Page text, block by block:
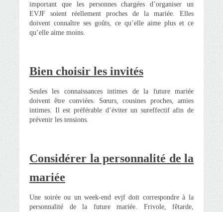
important que les personnes chargées d’organiser un
EVJF soient réellement proches de la mariée. Elles
doivent connaître ses goûts, ce qu’elle aime plus et ce
qu’elle aime moins.
Bien choisir les invités
Seules les connaissances intimes de la future mariée
doivent être conviées. Sœurs, cousines proches, amies
intimes. Il est préférable d’éviter un sureffectif afin de
prévenir les tensions.
Considérer la personnalité de la
mariée
Une soirée ou un week-end evjf doit correspondre à la
personnalité de la future mariée. Frivole, fêtarde,